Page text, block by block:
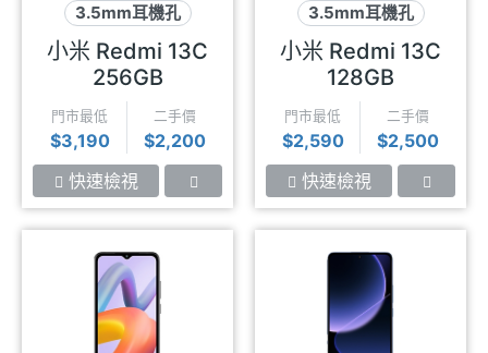
3.5mm耳機孔
可插記憶卡
90Hz
小米 Redmi 13C
256GB
門市最低
$3,190
二手價
$2,200
快速檢視
3.5mm耳機孔
可插記憶卡
90Hz
小米 Redmi 13C
128GB
門市最低
$2,590
二手價
$2,500
快速檢視